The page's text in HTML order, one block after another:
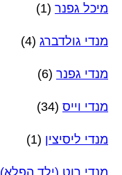
מיכל גפנר (1)
מנדי גולדברג (4)
מנדי גפנר (6)
מנדי וייס (34)
מנדי ליסיצין (1)
מנדי רוט (ילד הפלא)